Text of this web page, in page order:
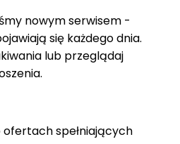
nowym serwisem -
się każdego dnia.
lub przeglądaj
ofertach spełniających